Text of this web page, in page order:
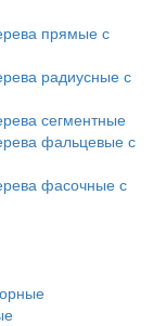
прямые с
радиусные с
сегментные
фальцевые с
фасочные с